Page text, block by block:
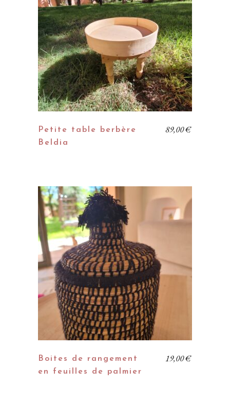
Petite table berbère
Beldia
89,00€
Boites de rangement
en feuilles de palmier
19,00€